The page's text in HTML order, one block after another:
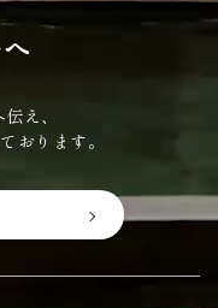
え、
おります。